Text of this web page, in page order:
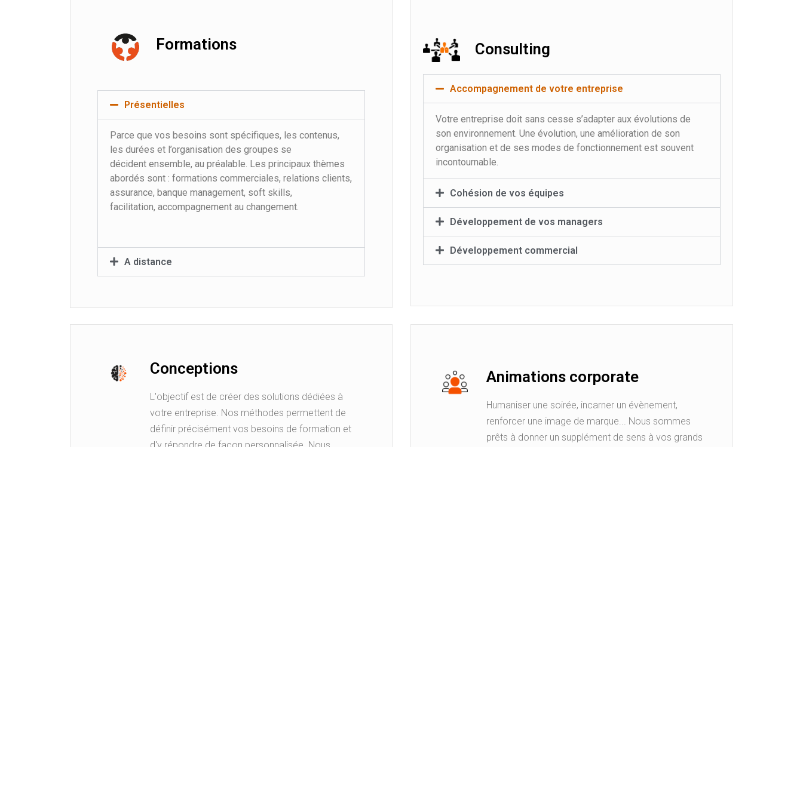
Formations
Présentielles
Parce que vos besoins sont spécifiques, les contenus,
les durées et l’organisation des groupes se
décident ensemble, au préalable. Les principaux thèmes
abordés sont : formations commerciales, relations clients,
assurance, banque management, soft skills,
facilitation, accompagnement au changement.
A distance
Consulting
Accompagnement de votre entreprise
Votre entreprise doit sans cesse s’adapter aux évolutions de
son environnement. Une évolution, une amélioration de son
organisation et de ses modes de fonctionnement est souvent
incontournable.
Cohésion de vos équipes
Développement de vos managers
Développement commercial
Conceptions
L'objectif est de créer des solutions dédiées à
votre entreprise. Nos méthodes permettent de
définir précisément vos besoins de formation et
d'y répondre de façon personnalisée. Nous
Animations corporate
Humaniser une soirée, incarner un évènement,
renforcer une image de marque... Nous sommes
prêts à donner un supplément de sens à vos grands